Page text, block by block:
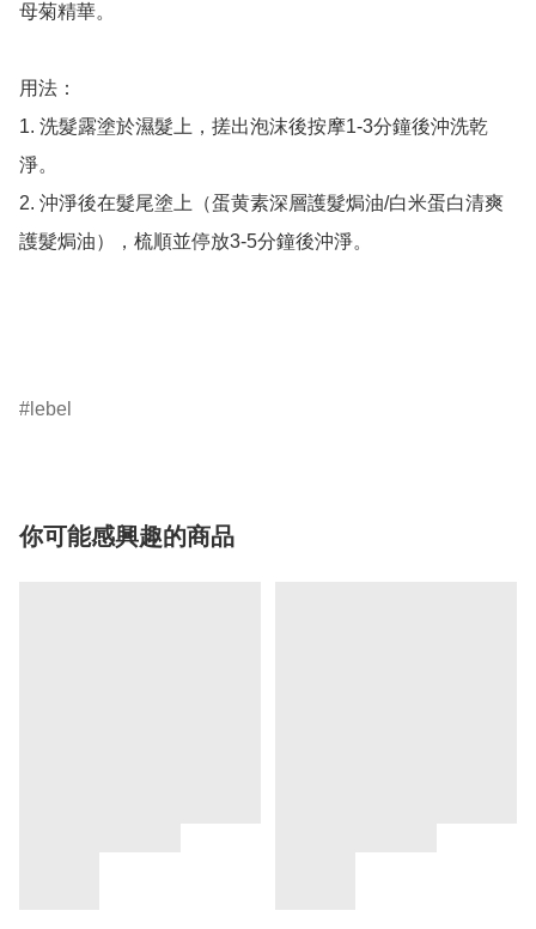
母菊精華。
用法：
1. 洗髮露塗於濕髮上，搓出泡沫後按摩1-3分鐘後沖洗乾
淨。
2. 沖淨後在髮尾塗上（蛋黄素深層護髮焗油/白米蛋白清爽
護髮焗油），梳順並停放3-5分鐘後沖淨。
lebel
你可能感興趣的商品